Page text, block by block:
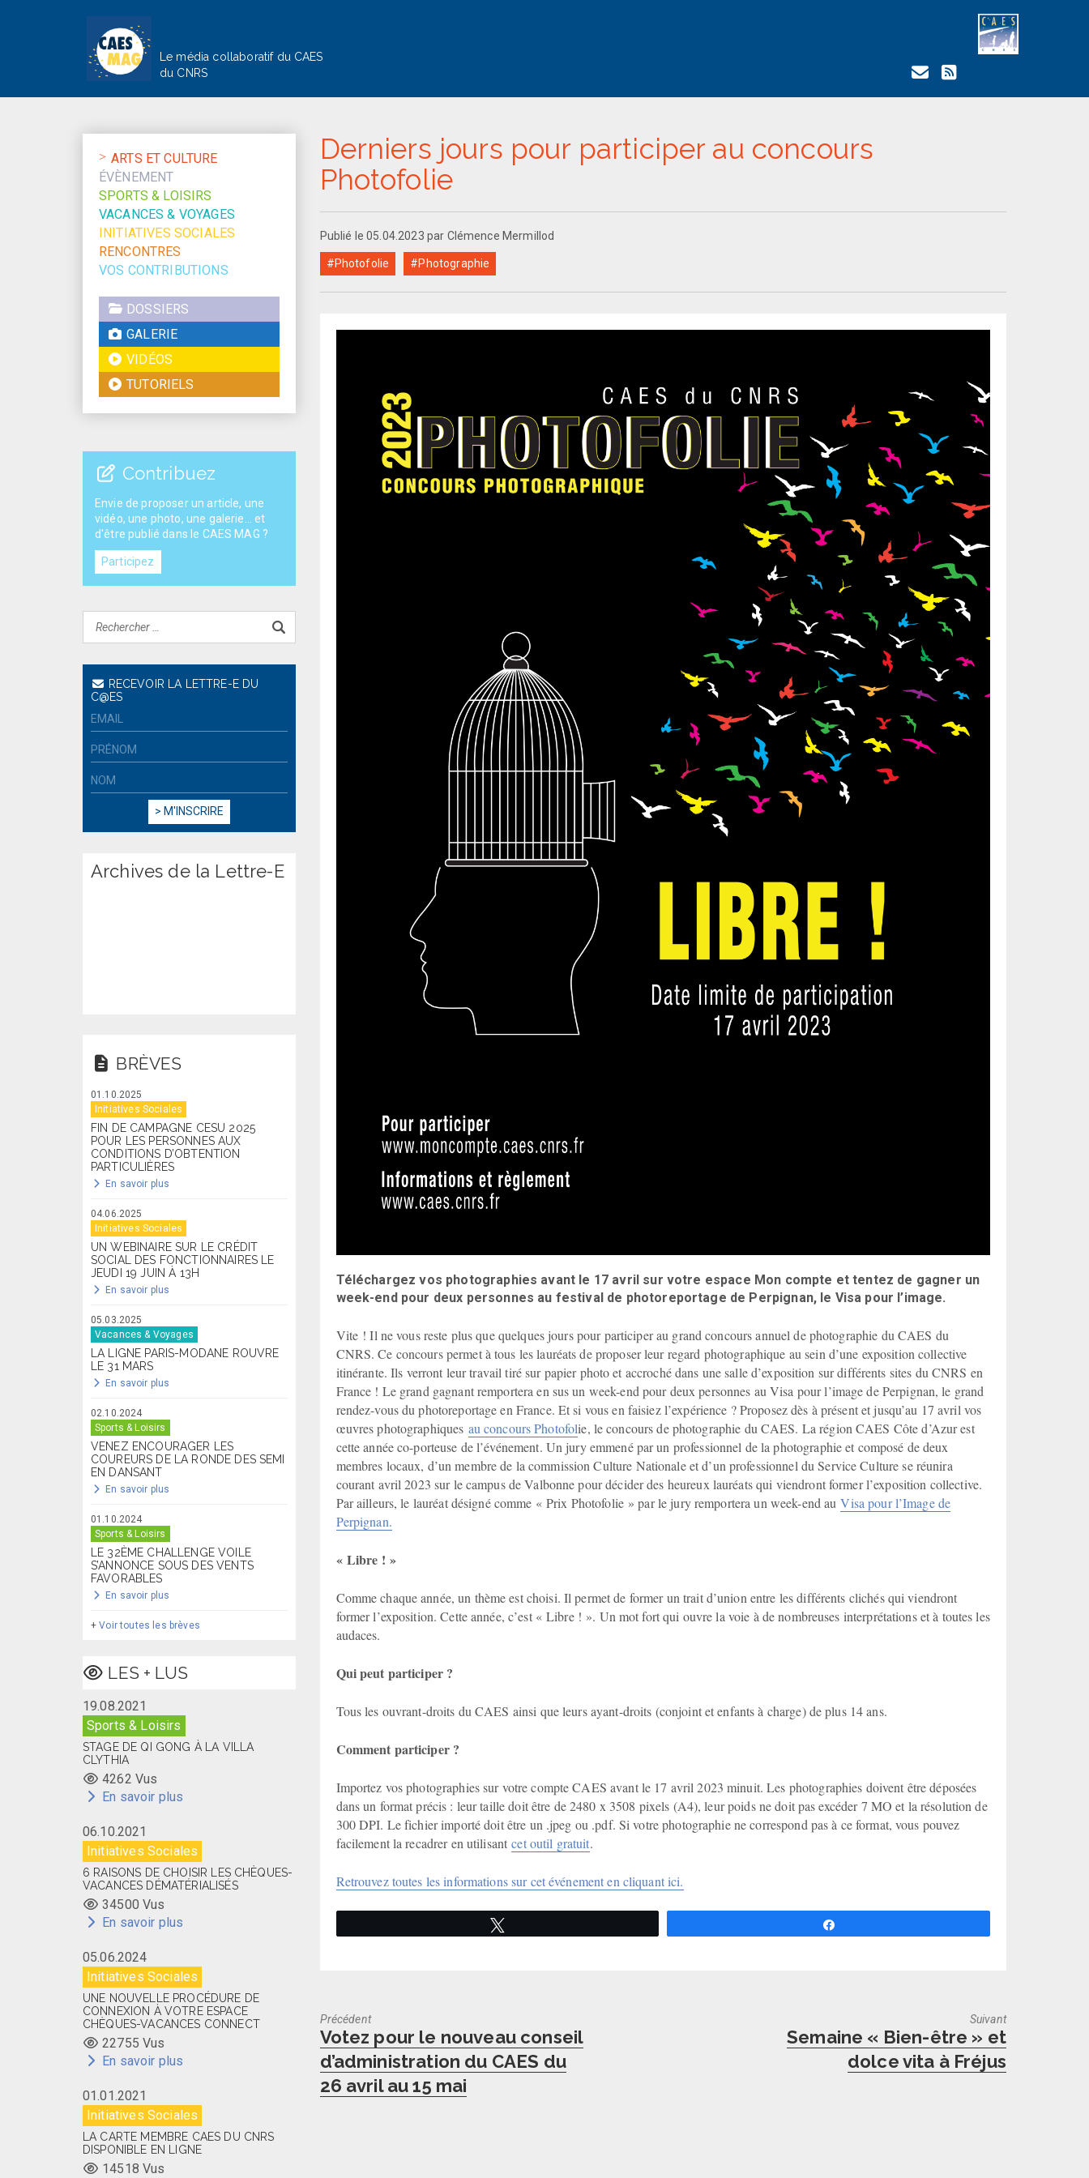
Le média collaboratif du CAES
du CNRS
Derniers jours pour participer au concours
Photofolie
Publié le 05.04.2023 par Clémence Mermillod
#Photofolie #Photographie
Téléchargez vos photographies avant le 17 avril sur votre espace Mon compte et tentez de gagner un
week-end pour deux personnes au festival de photoreportage de Perpignan, le Visa pour l’image.
Vite ! Il ne vous reste plus que quelques jours pour participer au grand concours annuel de photographie du CAES du
CNRS. Ce concours permet à tous les lauréats de proposer leur regard photographique au sein d’une exposition collective
itinérante. Ils verront leur travail tiré sur papier photo et accroché dans une salle d’exposition sur différents sites du CNRS en
France ! Le grand gagnant remportera en sus un week-end pour deux personnes au Visa pour l’image de Perpignan, le grand
rendez-vous du photoreportage en France. Et si vous en faisiez l’expérience ? Proposez dès à présent et jusqu’au 17 avril vos
œuvres photographiques au concours Photofolie, le concours de photographie du CAES. La région CAES Côte d’Azur est
cette année co-porteuse de l’événement. Un jury emmené par un professionnel de la photographie et composé de deux
membres locaux, d’un membre de la commission Culture Nationale et d’un professionnel du Service Culture se réunira
courant avril 2023 sur le campus de Valbonne pour décider des heureux lauréats qui viendront former l’exposition collective.
Par ailleurs, le lauréat désigné comme « Prix Photofolie » par le jury remportera un week-end auVisa pour l’Image de
Perpignan.
« Libre ! »
Comme chaque année, un thème est choisi. Il permet de former un trait d’union entre les différents clichés qui viendront
former l’exposition. Cette année, c’est « Libre ! ». Un mot fort qui ouvre la voie à de nombreuses interprétations et à toutes les
audaces.
Qui peut participer ?
Tous les ouvrant-droits du CAES ainsi que leurs ayant-droits (conjoint et enfants à charge) de plus 14 ans.
Comment participer ?
Importez vos photographies sur votre compte CAES avant le 17 avril 2023 minuit. Les photographies doivent être déposées
dans un format précis : leur taille doit être de 2480 x 3508 pixels (A4), leur poids ne doit pas excéder 7 MO et la résolution de
300 DPI. Le fichier importé doit être un .jpeg ou .pdf. Si votre photographie ne correspond pas à ce format, vous pouvez
facilement la recadrer en utilisantcet outil gratuit.
Retrouvez toutes les informations sur cet événement en cliquant ici.
Précédent
Previous
post:
Votez pour le nouveau conseil
d’administration du CAES du
26 avril au 15 mai
Suivant
Next
post:
Semaine « Bien-être » et
dolce vita à Fréjus
ARTS ET CULTURE
ÉVÈNEMENT
SPORTS & LOISIRS
VACANCES & VOYAGES
INITIATIVES SOCIALES
RENCONTRES
VOS CONTRIBUTIONS
DOSSIERS
GALERIE
VIDÉOS
TUTORIELS
Contribuez
Envie de proposer un article, une
vidéo, une photo, une galerie... et
d'être publié dans le CAES MAG ?
Participez
RECEVOIR LA LETTRE-E DU
C@ES
Archives de la Lettre-E
BRÈVES
01.10.2025
Initiatives Sociales
FIN DE CAMPAGNE CESU 2025
POUR LES PERSONNES AUX
CONDITIONS D’OBTENTION
PARTICULIÈRES
En savoir plus
04.06.2025
Initiatives Sociales
UN WEBINAIRE SUR LE CRÉDIT
SOCIAL DES FONCTIONNAIRES LE
JEUDI 19 JUIN À 13H
En savoir plus
05.03.2025
Vacances & Voyages
LA LIGNE PARIS-MODANE ROUVRE
LE 31 MARS
En savoir plus
02.10.2024
Sports & Loisirs
VENEZ ENCOURAGER LES
COUREURS DE LA RONDE DES SEMI
EN DANSANT
En savoir plus
01.10.2024
Sports & Loisirs
LE 32ÈME CHALLENGE VOILE
S’ANNONCE SOUS DES VENTS
FAVORABLES
En savoir plus
+Voir toutes les brèves
LES + LUS
19.08.2021
Sports & Loisirs
STAGE DE QI GONG À LA VILLA
CLYTHIA
4262 Vus
En savoir plus
06.10.2021
Initiatives Sociales
6 RAISONS DE CHOISIR LES CHÈQUES-
VACANCES DÉMATÉRIALISÉS
34500 Vus
En savoir plus
05.06.2024
Initiatives Sociales
UNE NOUVELLE PROCÉDURE DE
CONNEXION À VOTRE ESPACE
CHÈQUES-VACANCES CONNECT
22755 Vus
En savoir plus
01.01.2021
Initiatives Sociales
LA CARTE MEMBRE CAES DU CNRS
DISPONIBLE EN LIGNE
14518 Vus